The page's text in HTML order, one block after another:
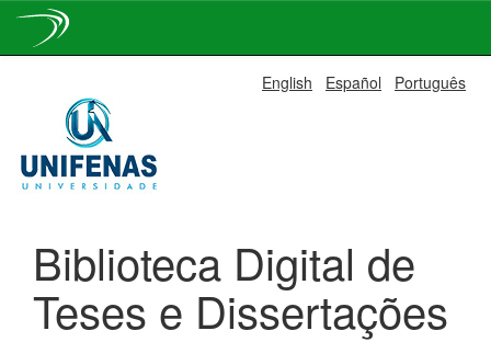
navigation
English Español Português
Biblioteca Digital de
Teses e Dissertações